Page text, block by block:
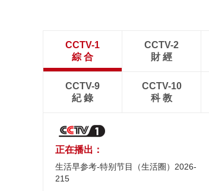
CCTV-1
綜 合
CCTV-2
財 經
CCTV-9
紀 錄
CCTV-10
科 教
正在播出：
生活早参考-特别节目（生活圈）2026-
215